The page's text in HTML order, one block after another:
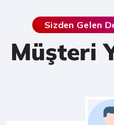
Sizden Gelen
Müşteri